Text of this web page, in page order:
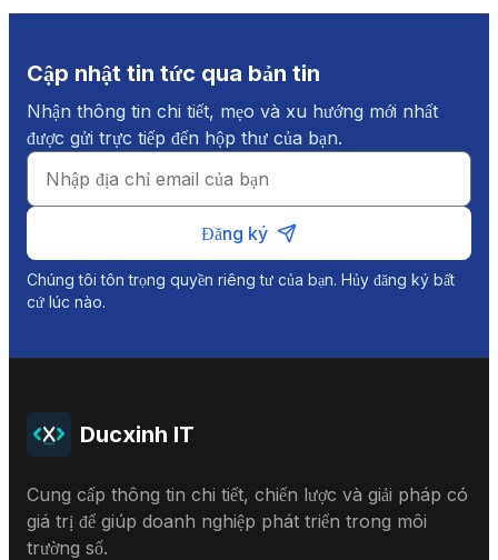
Cập nhật tin tức qua bản tin
Nhận thông tin chi tiết, mẹo và xu hướng mới nhất
được gửi trực tiếp đến hộp thư của bạn.
Đăng ký
Chúng tôi tôn trọng quyền riêng tư của bạn. Hủy đăng ký bất
cứ lúc nào.
Ducxinh IT
Cung cấp thông tin chi tiết, chiến lược và giải pháp có
giá trị để giúp doanh nghiệp phát triển trong môi
trường số.